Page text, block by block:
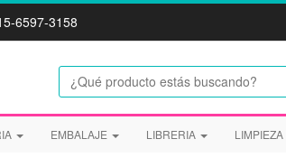
EMBALAJE LIBRERIA
6597-3158